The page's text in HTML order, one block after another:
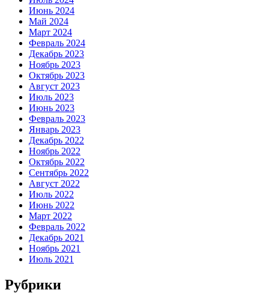
Июнь 2024
Май 2024
Март 2024
Февраль 2024
Декабрь 2023
Ноябрь 2023
Октябрь 2023
Август 2023
Июль 2023
Июнь 2023
Февраль 2023
Январь 2023
Декабрь 2022
Ноябрь 2022
Октябрь 2022
Сентябрь 2022
Август 2022
Июль 2022
Июнь 2022
Март 2022
Февраль 2022
Декабрь 2021
Ноябрь 2021
Июль 2021
Рубрики